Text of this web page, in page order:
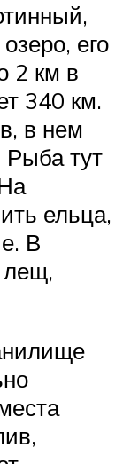
его
2 км в
340 км.
в нем
Рыба тут
ельца,
В
лещ,